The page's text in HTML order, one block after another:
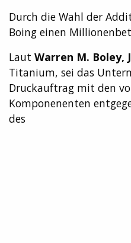
Durch die Wahl der
Boing einen
Laut Warren M. Boley,
Titanium, sei das
Druckauftrag mit den
Komponenenten
des